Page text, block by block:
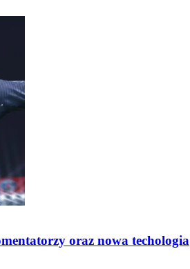
oraz nowa techologia